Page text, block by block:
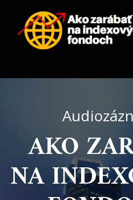
AKO
NA